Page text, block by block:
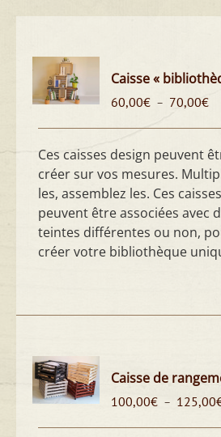
Caisse «
60,00€ – 70,00€
à
Ces caisses design peuvent
créer sur vos mesures.
les, assemblez les. Ces caisses
peuvent être associées avec
teintes différentes ou non,
créer votre bibliothèque
Caisse de
100,00€ – 125,00